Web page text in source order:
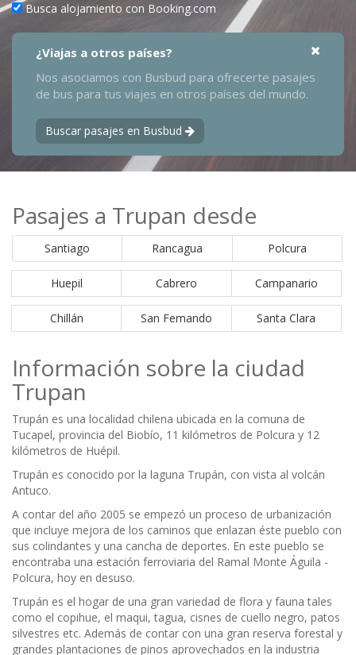
Busca alojamiento con Booking.com
¿Viajas a otros países?
Nos asociamos con Busbud para ofrecerte pasajes
de bus para tus viajes en otros países del mundo.
Buscar pasajes en Busbud
Pasajes a Trupan desde
Santiago Rancagua Polcura
Huepil Cabrero Campanario
Chillán San Fernando Santa Clara
Información sobre la ciudad
Trupan
Trupán es una localidad chilena ubicada en la comuna de
Tucapel, provincia del Biobío, 11 kilómetros de Polcura y 12
kilómetros de Huépil.
Trupán es conocido por la laguna Trupán, con vista al volcán
Antuco.
A contar del año 2005 se empezó un proceso de urbanización
que incluye mejora de los caminos que enlazan éste pueblo con
sus colindantes y una cancha de deportes. En este pueblo se
encontraba una estación ferroviaria del Ramal Monte Águila -
Polcura, hoy en desuso.
Trupán es el hogar de una gran variedad de flora y fauna tales
como el copihue, el maqui, tagua, cisnes de cuello negro, patos
silvestres etc. Además de contar con una gran reserva forestal y
grandes plantaciones de pinos aprovechados en la industria